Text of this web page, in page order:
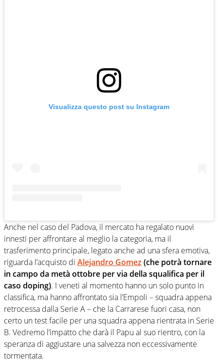
Visualizza questo post su Instagram
Anche nel caso del Padova, il mercato ha regalato nuovi
innesti per affrontare al meglio la categoria, ma il
trasferimento principale, legato anche ad una sfera emotiva,
riguarda l’acquisto di Alejandro Gomez (che potrà tornare
in campo da metà ottobre per via della squalifica per il
caso doping). I veneti al momento hanno un solo punto in
classifica, ma hanno affrontato sia l’Empoli – squadra appena
retrocessa dalla Serie A – che la Carrarese fuori casa, non
certo un test facile per una squadra appena rientrata in Serie
B. Vedremo l’impatto che darà il Papu al suo rientro, con la
speranza di aggiustare una salvezza non eccessivamente
tormentata.